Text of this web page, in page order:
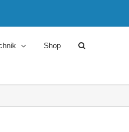
Shop